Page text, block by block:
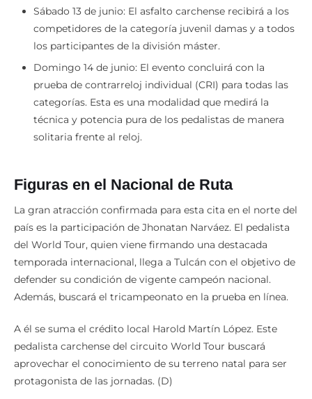
Sábado 13 de junio: El asfalto carchense recibirá a los
competidores de la categoría juvenil damas y a todos
los participantes de la división máster.
Domingo 14 de junio: El evento concluirá con la
prueba de contrarreloj individual (CRI) para todas las
categorías. Esta es una modalidad que medirá la
técnica y potencia pura de los pedalistas de manera
solitaria frente al reloj.
Figuras en el Nacional de Ruta
La gran atracción confirmada para esta cita en el norte del
país es la participación de Jhonatan Narváez. El pedalista
del World Tour, quien viene firmando una destacada
temporada internacional, llega a Tulcán con el objetivo de
defender su condición de vigente campeón nacional.
Además, buscará el tricampeonato en la prueba en línea.
A él se suma el crédito local Harold Martín López. Este
pedalista carchense del circuito World Tour buscará
aprovechar el conocimiento de su terreno natal para ser
protagonista de las jornadas. (D)